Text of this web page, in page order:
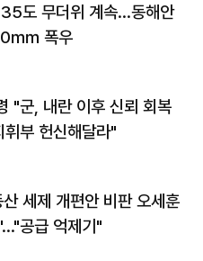
도 무더위 계속…동해안
㎜ 폭우
"군, 내란 이후 신뢰 회복
부 헌신해달라"
세제 개편안 비판 오세훈
공급 억제기"